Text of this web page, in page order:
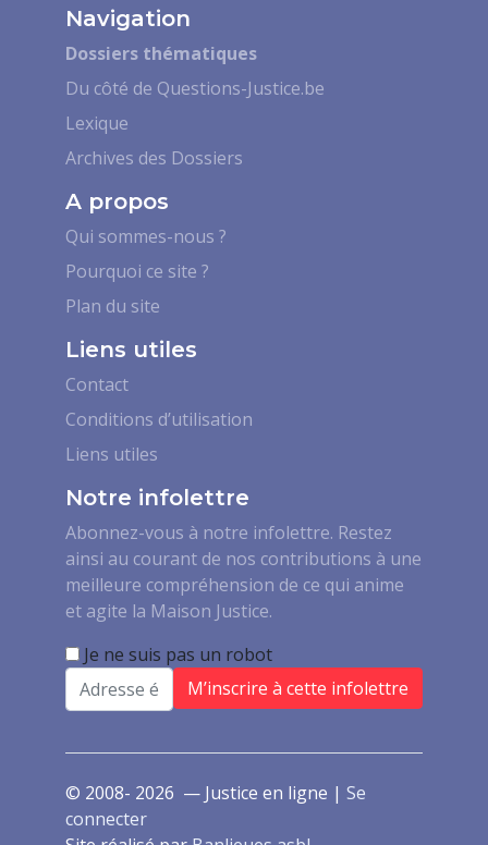
Navigation
Dossiers thématiques
Du côté de Questions-Justice.be
Lexique
Archives des Dossiers
A propos
Qui sommes-nous ?
Pourquoi ce site ?
Plan du site
Liens utiles
Contact
Conditions d’utilisation
Liens utiles
Notre infolettre
Abonnez-vous à notre infolettre. Restez
ainsi au courant de nos contributions à une
meilleure compréhension de ce qui anime
et agite la Maison Justice.
Je ne suis pas un robot
Email
© 2008- 2026 — Justice en ligne | Se
connecter